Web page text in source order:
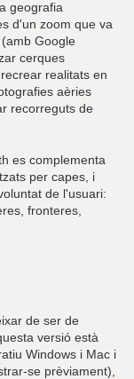
geografia
d'un zoom que va
Google
cerques
realitats en
aèries
recorreguts de
es complementa
per capes, i
de l'usuari:
fronteres,
de ser de
versió està
Windows i Mac i
se prèviament),